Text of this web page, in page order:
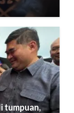
tumpuan,